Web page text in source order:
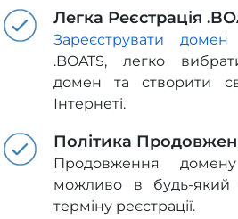
Легка Реєстрація
Зареєструвати домен
.BOATS, легко
домен та створити
Інтернеті.
Політика
Продовження
можливо в будь-який
терміну реєстрації.